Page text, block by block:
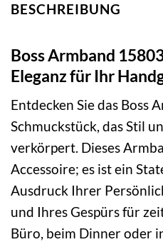
BESCHREIBUNG
Boss Armband
Eleganz für Ihr
Entdecken Sie das Boss
Schmuckstück, das Stil
verkörpert. Dieses
Accessoire; es ist ein
Ausdruck Ihrer
und Ihres Gespürs für
Büro, beim Dinner oder